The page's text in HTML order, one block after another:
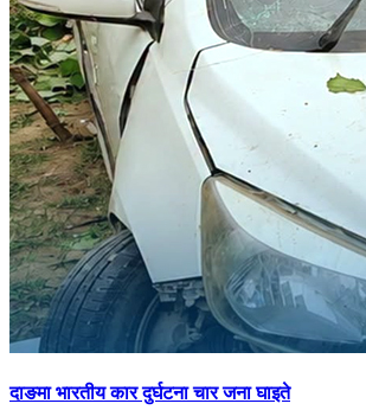
दाङमा भारतीय कार दुर्घटना चार जना घाइते